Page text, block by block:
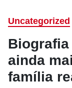
Uncategorized
ainda
família